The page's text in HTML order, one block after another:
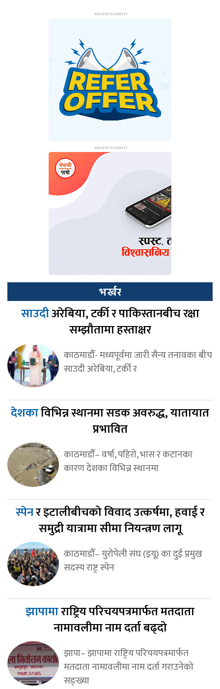
भर्खर
साउदीअरेबिया, टर्की र पाकिस्तानबीच रक्षा
सम्झौतामा हस्ताक्षर
काठमाडौँ- मध्यपूर्वमा जारी सैन्य तनावका बीच
साउदी अरेबिया, टर्की र
देशकाविभिन्न स्थानमा सडक अवरुद्ध, यातायात
प्रभावित
काठमाडौँ– वर्षा, पहिरो, भास र कटानका
कारण देशका विभिन्न स्थानमा
स्पेनर इटालीबीचको विवाद उत्कर्षमा, हवाई र
समुद्री यात्रामा सीमा नियन्त्रण लागू
काठमाडौँ– युरोपेली संघ (इयू) का दुई प्रमुख
सदस्य राष्ट्र स्पेन
झापामाराष्ट्रिय परिचयपत्रमार्फत मतदाता
नामावलीमा नाम दर्ता बढ्दो
झापा– झापामा राष्ट्रिय परिचयपत्रमार्फत
मतदाता नामावलीमा नाम दर्ता गराउनेको
सङ्ख्या